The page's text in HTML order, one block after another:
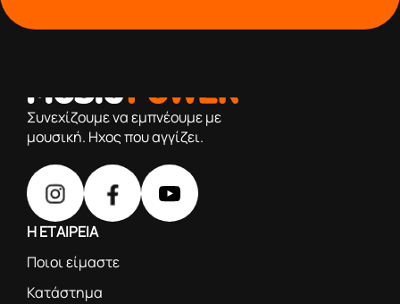
Συνεχίζουμε να εμπνέουμε με
μουσική. Ηχος που αγγίζει.
Η ΕΤΑΙΡΕΙΑ
Ποιοι είμαστε
Κατάστημα